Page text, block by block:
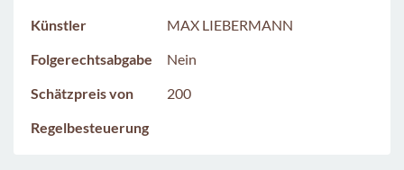
Künstler
MAX LIEBERMANN
Folgerechtsabgabe
Nein
Schätzpreis von
200
Regelbesteuerung